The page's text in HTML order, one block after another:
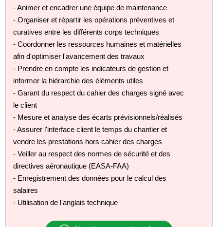
- Animer et encadrer une équipe de maintenance
- Organiser et répartir les opérations préventives et
curatives entre les différents corps techniques
- Coordonner les ressources humaines et matérielles
afin d'optimiser l'avancement des travaux
- Prendre en compte les indicateurs de gestion et
informer la hiérarchie des éléments utiles
- Garant du respect du cahier des charges signé avec
le client
- Mesure et analyse des écarts prévisionnels/réalisés
- Assurer l'interface client le temps du chantier et
vendre les prestations hors cahier des charges
- Veiller au respect des normes de sécurité et des
directives aéronautique (EASA-FAA)
- Enregistrement des données pour le calcul des
salaires
- Utilisation de l'anglais technique